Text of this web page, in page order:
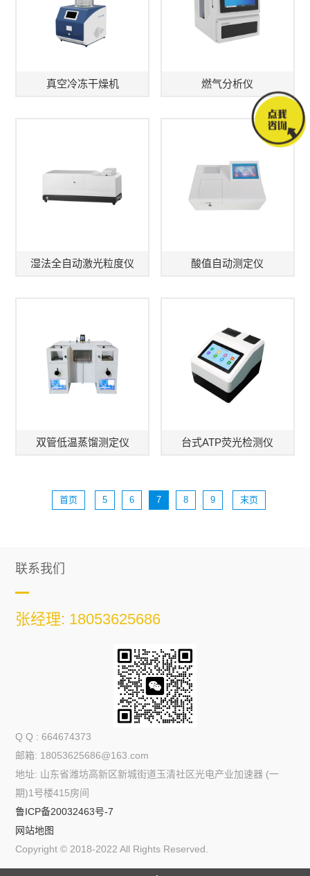
真空冷冻干燥机 燃气分析仪
湿法全自动激光粒度仪 酸值自动测定仪
双管低温蒸馏测定仪 台式ATP荧光检测仪
首页 5 6 7 8 9 末页
联系我们
张经理: 18053625686
Q Q : 664674373
邮箱: 18053625686@163.com
地址: 山东省潍坊高新区新城街道玉清社区光电产业加速器 (一
期)1号楼415房间
鲁ICP备20032463号-7
网站地图
Copyright © 2018-2022 All Rights Reserved.